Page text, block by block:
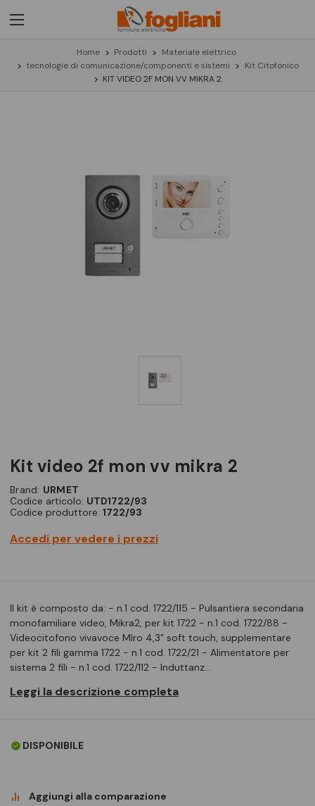
Home Prodotti
Materiale elettrico
tecnologie di comunicazione/componenti e sistemi
Kit Citofonico
KIT VIDEO 2F MON VV MIKRA 2
kit video 2f mon vv mikra 2
Brand: URMET
Codice articolo: UTD1722/93
Codice produttore: 1722/93
Accedi per vedere i prezzi
Il kit è composto da: - n.1 cod. 1722/115 - Pulsantiera secondaria
monofamiliare video, Mikra2, per kit 1722 - n.1 cod. 1722/88 -
Videocitofono vivavoce Mìro 4,3" soft touch, supplementare
per kit 2 fili gamma 1722 - n.1 cod. 1722/21 - Alimentatore per
sistema 2 fili - n.1 cod. 1722/112 - Induttanz…
Leggi la descrizione completa
DISPONIBILE
Aggiungi alla comparazione